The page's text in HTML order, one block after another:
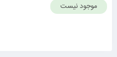
موجود نیست